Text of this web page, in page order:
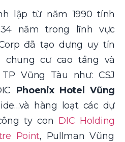
lập từ năm 1990 tính
34 nămtrong lĩnh vực
đã tạo dựng uy tín
chung cư cao tầng và
Vũng Tàu như: CSJ
Phoenix Hotel Vũng
hàng loạt các dự
ty con DIC Holding
Point, Pullman Vũng